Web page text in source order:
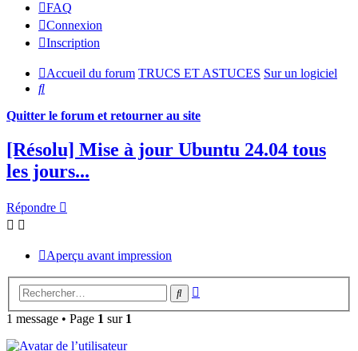
FAQ
Connexion
Inscription
Accueil du forum TRUCS ET ASTUCES Sur un logiciel
Rechercher
Quitter le forum et retourner au site
[Résolu] Mise à jour Ubuntu 24.04 tous
les jours...
Répondre
Aperçu avant impression
Rechercher
1 message • Page 1 sur 1